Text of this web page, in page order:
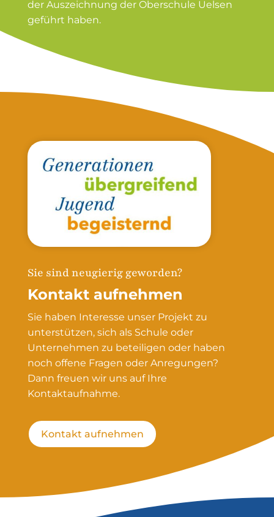
der Auszeichnung der Oberschule Uelsen
geführt haben.
Sie sind neugierig geworden?
Kontakt aufnehmen
Sie haben Interesse unser Projekt zu
unterstützen, sich als Schule oder
Unternehmen zu beteiligen oder haben
noch offene Fragen oder Anregungen?
Dann freuen wir uns auf Ihre
Kontaktaufnahme.
Kontakt aufnehmen